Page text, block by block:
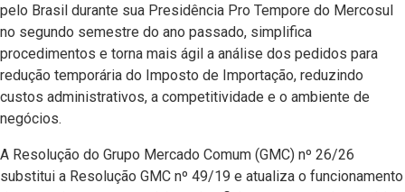
pelo Brasil durante sua Presidência Pro Tempore do Mercosul
no segundo semestre do ano passado, simplifica
procedimentos e torna mais ágil a análise dos pedidos para
redução temporária do Imposto de Importação, reduzindo
custos administrativos, a competitividade e o ambiente de
negócios.
A Resolução do Grupo Mercado Comum (GMC) nº 26/26
substitui a Resolução GMC nº 49/19 e atualiza o funcionamento